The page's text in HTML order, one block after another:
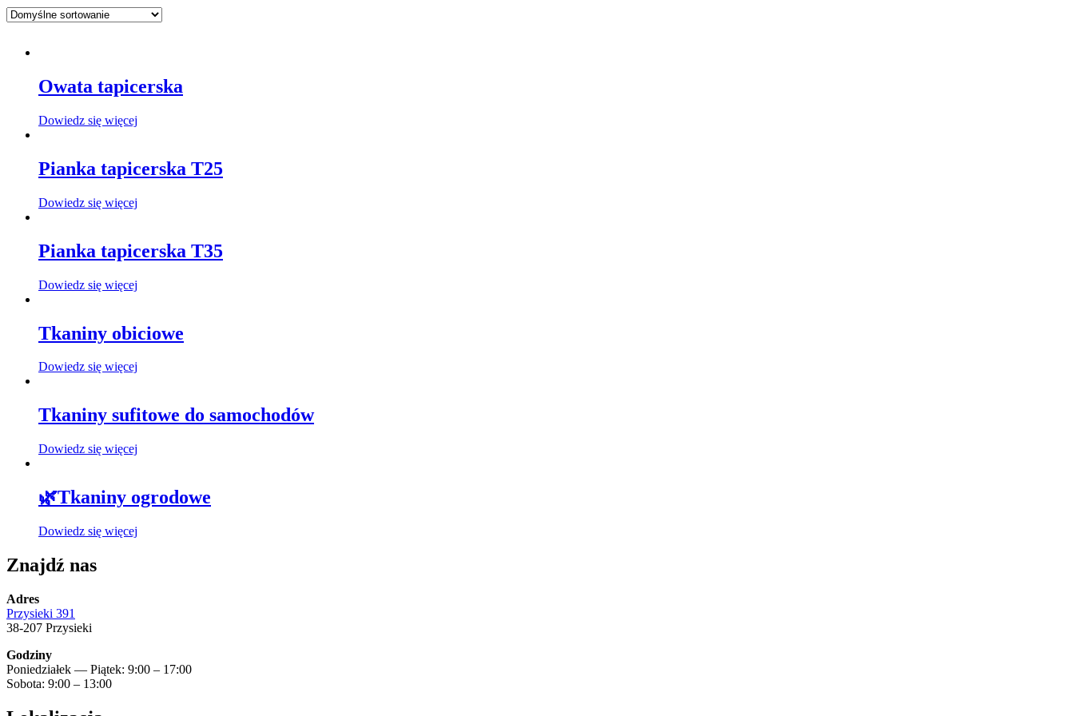
Owata tapicerska
Dowiedz się więcej
Pianka tapicerska T25
Dowiedz się więcej
Pianka tapicerska T35
Dowiedz się więcej
Tkaniny obiciowe
Dowiedz się więcej
Tkaniny sufitowe do samochodów
Dowiedz się więcej
🌿Tkaniny ogrodowe
Dowiedz się więcej
Znajdź nas
Adres
Przysieki 391
38-207 Przysieki
Godziny
Poniedziałek — Piątek: 9:00 – 17:00
Sobota: 9:00 – 13:00